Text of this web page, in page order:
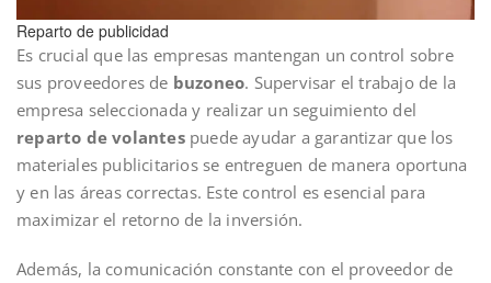
Reparto de publicidad
Es crucial que las empresas mantengan un control sobre
sus proveedores de buzoneo. Supervisar el trabajo de la
empresa seleccionada y realizar un seguimiento del
reparto de volantespuede ayudar a garantizar que los
materiales publicitarios se entreguen de manera oportuna
y en las áreas correctas. Este control es esencial para
maximizar el retorno de la inversión.
Además, la comunicación constante con el proveedor de